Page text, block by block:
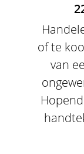
of te
van